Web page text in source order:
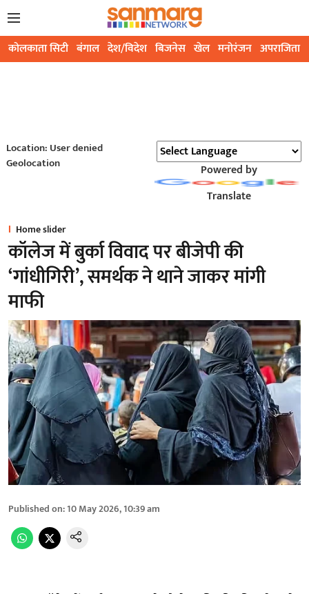
कोलकाता सिटी बंगाल देश/विदेश बिजनेस खेल मनोरंजन अपराजिता
Location: User denied
Geolocation
Powered by
Translate
Home slider
कॉलेज में बुर्का विवाद पर बीजेपी की
‘गांधीगिरी’, समर्थक ने थाने जाकर मांगी
माफी
Published on:10 May 2026, 10:39 am